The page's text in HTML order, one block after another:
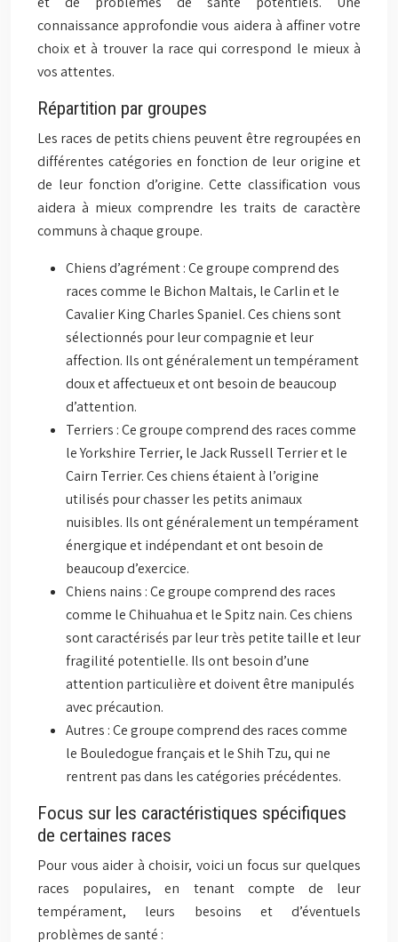
connaissance approfondie vous aidera à affiner votre
choix et à trouver la race qui correspond le mieux à
vos attentes.
Répartition par groupes
Les races de petits chiens peuvent être regroupées en
différentes catégories en fonction de leur origine et
de leur fonction d’origine. Cette classification vous
aidera à mieux comprendre les traits de caractère
communs à chaque groupe.
Chiens d’agrément : Ce groupe comprend des
races comme le Bichon Maltais, le Carlin et le
Cavalier King Charles Spaniel. Ces chiens sont
sélectionnés pour leur compagnie et leur
affection. Ils ont généralement un tempérament
doux et affectueux et ont besoin de beaucoup
d’attention.
Terriers : Ce groupe comprend des races comme
le Yorkshire Terrier, le Jack Russell Terrier et le
Cairn Terrier. Ces chiens étaient à l’origine
utilisés pour chasser les petits animaux
nuisibles. Ils ont généralement un tempérament
énergique et indépendant et ont besoin de
beaucoup d’exercice.
Chiens nains : Ce groupe comprend des races
comme le Chihuahua et le Spitz nain. Ces chiens
sont caractérisés par leur très petite taille et leur
fragilité potentielle. Ils ont besoin d’une
attention particulière et doivent être manipulés
avec précaution.
Autres : Ce groupe comprend des races comme
le Bouledogue français et le Shih Tzu, qui ne
rentrent pas dans les catégories précédentes.
Focus sur les caractéristiques spécifiques
de certaines races
Pour vous aider à choisir, voici un focus sur quelques
races populaires, en tenant compte de leur
tempérament, leurs besoins et d’éventuels
problèmes de santé :